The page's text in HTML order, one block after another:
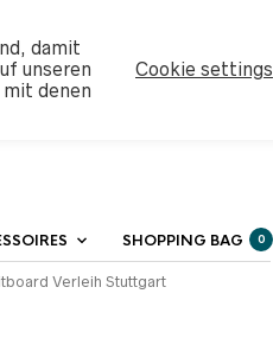
SHOPPING BAG 0
Verleih Stuttgart
damit
unseren
denen
Cookie settings